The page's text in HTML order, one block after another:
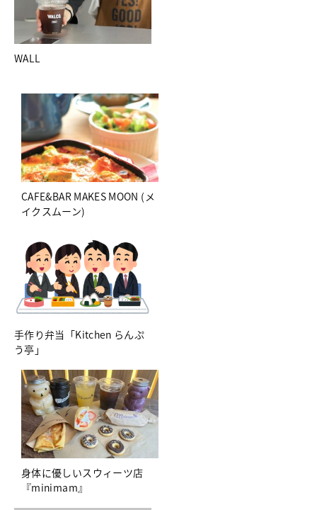
WALL
CAFE&BAR MAKES MOON (メ
イクスムーン)
手作り弁当「Kitchen らんぷ
う亭」
身体に優しいスウィーツ店
『minimam』